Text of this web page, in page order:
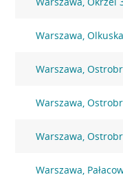
Warszawa,
Warszawa,
Warszawa,
Warszawa,
Warszawa,